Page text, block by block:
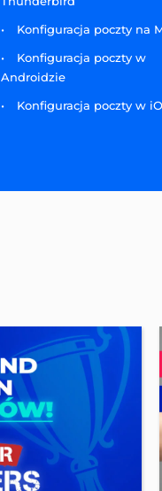
Konfiguracja poczty na
Konfiguracja poczty w
Androidzie
Konfiguracja poczty w